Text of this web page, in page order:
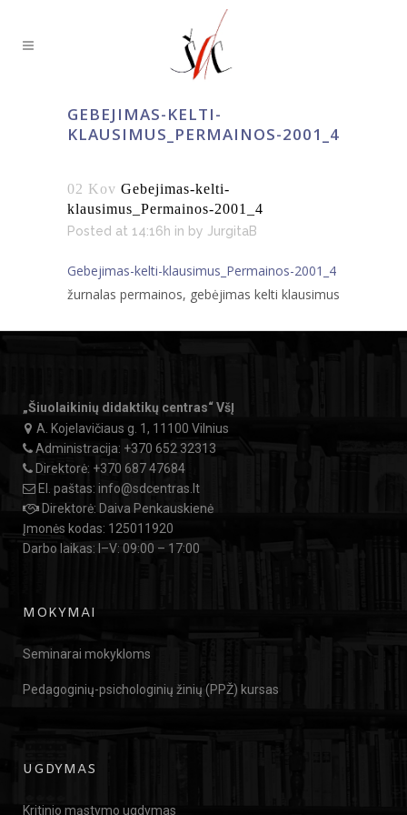
GEBEJIMAS-KELTI-
KLAUSIMUS_PERMAINOS-2001_4
02 Kov Gebejimas-kelti-
klausimus_Permainos-2001_4
Posted at 14:16h in by JurgitaB
Gebejimas-kelti-klausimus_Permainos-2001_4
žurnalas permainos, gebėjimas kelti klausimus
„Šiuolaikinių didaktikų centras“ VšĮ
A. Kojelavičiaus g. 1, 11100 Vilnius
Administracija: +370 652 32313
Direktorė: +370 687 47684
El. paštas: info@sdcentras.lt
Direktorė: Daiva Penkauskienė
Įmonės kodas: 125011920
Darbo laikas: I–V: 09:00 – 17:00
MOKYMAI
Seminarai mokykloms
Pedagoginių-psichologinių žinių (PPŽ) kursas
UGDYMAS
Kritinio mąstymo ugdymas